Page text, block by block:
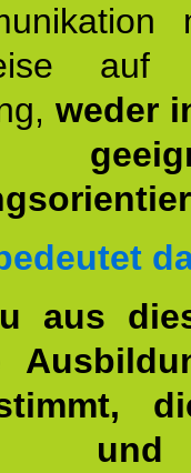
auf
weder
aus
und